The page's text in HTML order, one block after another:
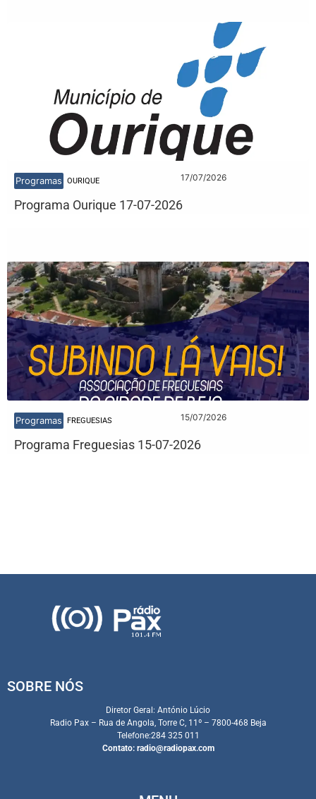
Programas OURIQUE 17/07/2026
Programa Ourique 17-07-2026
Programas FREGUESIAS 15/07/2026
Programa Freguesias 15-07-2026
SOBRE NÓS
Diretor Geral: António Lúcio
Radio Pax – Rua de Angola, Torre C, 11º – 7800-468 Beja
Telefone:284 325 011
Contato: radio@radiopax.com